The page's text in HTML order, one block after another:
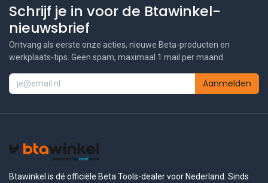
Schrijf je in voor de Btawinkel-
nieuwsbrief
Ontvang als eerste onze acties, nieuwe Beta-producten en
werkplaats-tips. Geen spam, maximaal 1 mail per maand.
Aanmelden
Btawinkel is dé officiële Beta Tools-dealer voor Nederland. Sinds